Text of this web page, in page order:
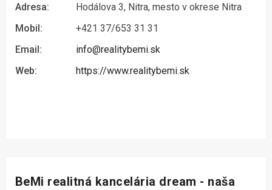
Adresa:
Hodálova 3, Nitra, mesto v okrese Nitra
Mobil:
+421 37/653 31 31
Email:
info@realitybemi.sk
Web:
https://www.realitybemi.sk
BeMi realitná kancelária dream - naša